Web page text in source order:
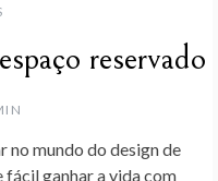
reservado
no mundo do design de
fácil ganhar a vida com